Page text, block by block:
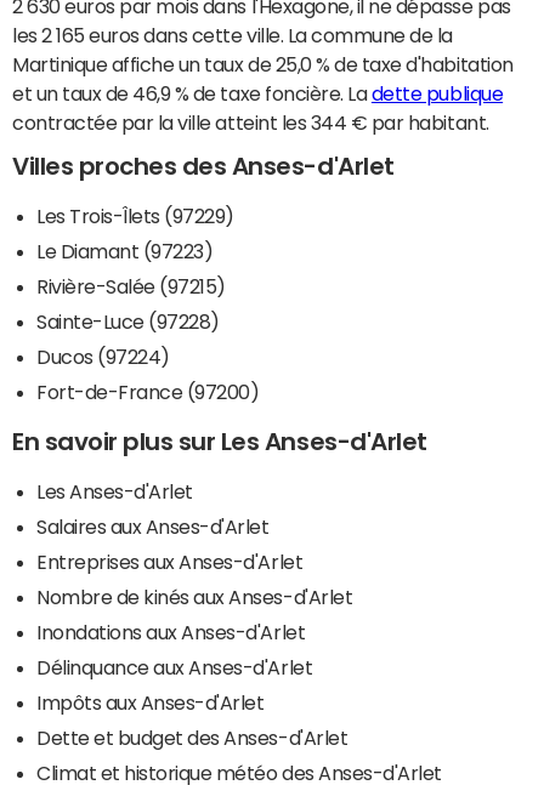
2 630 euros par mois dans l'Hexagone, il ne dépasse pas
les 2 165 euros dans cette ville. La commune de la
Martinique affiche un taux de 25,0 % de taxe d'habitation
et un taux de 46,9 % de taxe foncière. Ladette publique
contractée par la ville atteint les 344 € par habitant.
Villes proches des Anses-d'Arlet
Les Trois-Îlets (97229)
Le Diamant (97223)
Rivière-Salée (97215)
Sainte-Luce (97228)
Ducos (97224)
Fort-de-France (97200)
En savoir plus sur Les Anses-d'Arlet
Les Anses-d'Arlet
Salaires aux Anses-d'Arlet
Entreprises aux Anses-d'Arlet
Nombre de kinés aux Anses-d'Arlet
Inondations aux Anses-d'Arlet
Délinquance aux Anses-d'Arlet
Impôts aux Anses-d'Arlet
Dette et budget des Anses-d'Arlet
Climat et historique météo des Anses-d'Arlet